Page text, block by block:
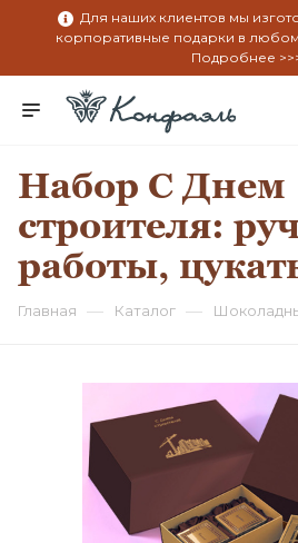
Для наших клиентов мы
корпоративные подарки в
Подробнее
Набор С Днем
строителя:
работы,
Главная — Каталог —